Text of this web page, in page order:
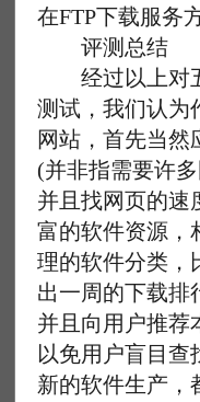
在FTP下载服务
评测总结
经过以上对五
测试，我们认为
网站，首先当然
(并非指需要许
并且找网页的速
富的软件资源，
理的软件分类，
出一周的下载排
并且向用户推荐
以免用户盲目查
新的软件生产，